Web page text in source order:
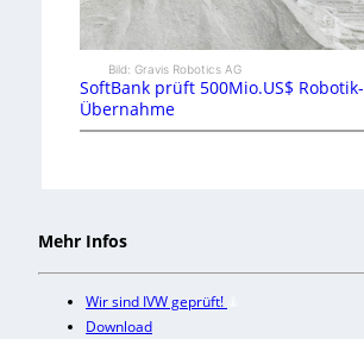
Bild: Gravis Robotics AG
SoftBank prüft 500Mio.US$ Robotik-
Übernahme
Mehr Infos
Wir sind IVW geprüft!
Download